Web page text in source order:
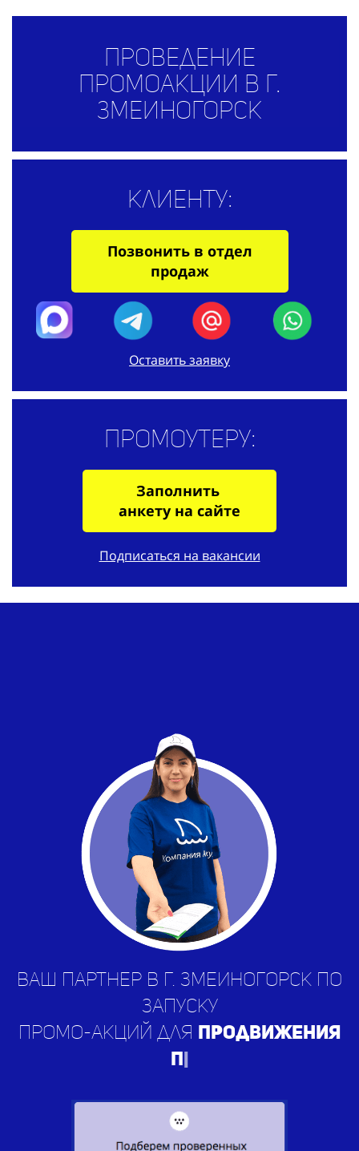
Проведение
промоакции в г.
Змеиногорск
Клиенту:
Позвонить в отдел
продаж
Оставить заявку
Промоутеру:
Заполнить
анкету на сайте
Подписаться на вакансии
Ваш партнер в г. Змеиногорск по
запуску
промо-акций для продвижения
приложе